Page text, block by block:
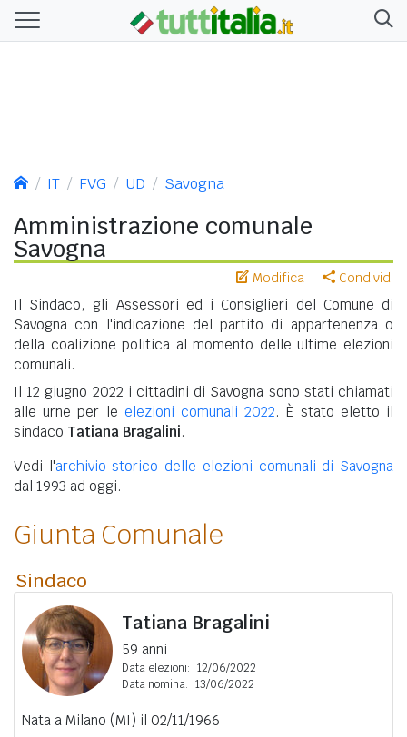
IT FVG UD Savogna
Amministrazione comunale
Savogna
Modifica Condividi
Il Sindaco, gli Assessori ed i Consiglieri del Comune di
Savogna con l'indicazione del partito di appartenenza o
della coalizione politica al momento delle ultime elezioni
comunali.
Il 12 giugno 2022 i cittadini di Savogna sono stati chiamati
alle urne per le elezioni comunali 2022. È stato eletto il
sindaco Tatiana Bragalini.
Vedi l'archivio storico delle elezioni comunali di Savogna
dal 1993 ad oggi.
Giunta Comunale
Sindaco
Tatiana Bragalini
59 anni
Data elezioni: 12/06/2022
Data nomina: 13/06/2022
Nata a Milano (MI) il 02/11/1966